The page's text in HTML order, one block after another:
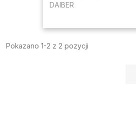
DAIBER
Pokazano 1-2 z 2 pozycji